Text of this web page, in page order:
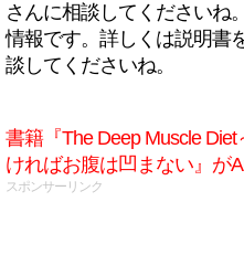
さんに相談してください
情報です。詳しくは説明書
談してくださいね。
書籍『The Deep Muscle
ければお腹は凹まない』が
スポンサーリンク